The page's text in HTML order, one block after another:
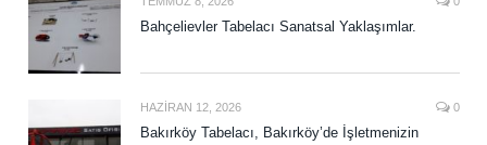
Bahçelievler Tabelacı Sanatsal Yaklaşımlar.
HAZIRAN 12, 2026 0
Bakırköy Tabelacı, Bakırköy’de İşletmenizin